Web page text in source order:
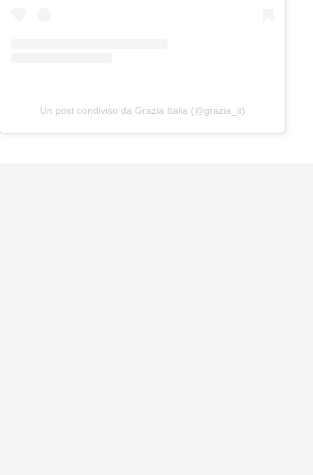
Un post condiviso da Grazia Italia (@grazia_it)